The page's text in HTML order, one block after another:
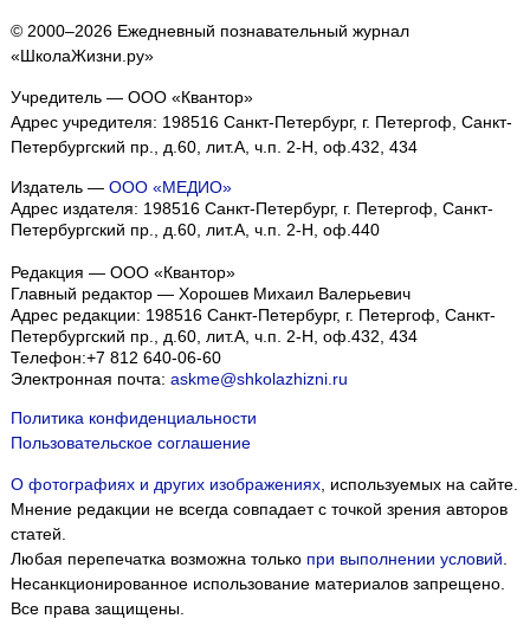
© 2000–2026 Ежедневный познавательный журнал
«ШколаЖизни.ру»
Учредитель — ООО «Квантор»
Адрес учредителя: 198516 Санкт-Петербург, г. Петергоф, Санкт-
Петербургский пр., д.60, лит.А, ч.п. 2-Н, оф.432, 434
Издатель — ООО «МЕДИО»
Адрес издателя: 198516 Санкт-Петербург, г. Петергоф, Санкт-
Петербургский пр., д.60, лит.А, ч.п. 2-Н, оф.440
Редакция — ООО «Квантор»
Главный редактор — Хорошев Михаил Валерьевич
Адрес редакции: 198516 Санкт-Петербург, г. Петергоф Санкт-
Петербургский пр., д.60, лит.А, ч.п. 2-Н, оф.432, 434
Телефон:+7 812 640-06-60
Электронная почта: askme@shkolazhizni.ru
Политика конфиденциальности
Пользовательское соглашение
О фотографиях и других изображениях, используемых на сайте.
Мнение редакции не всегда совпадает с точкой зрения авторов
статей.
Любая перепечатка возможна только при выполнении условий
Несанкционированное использование материалов запрещено.
Все права защищены.